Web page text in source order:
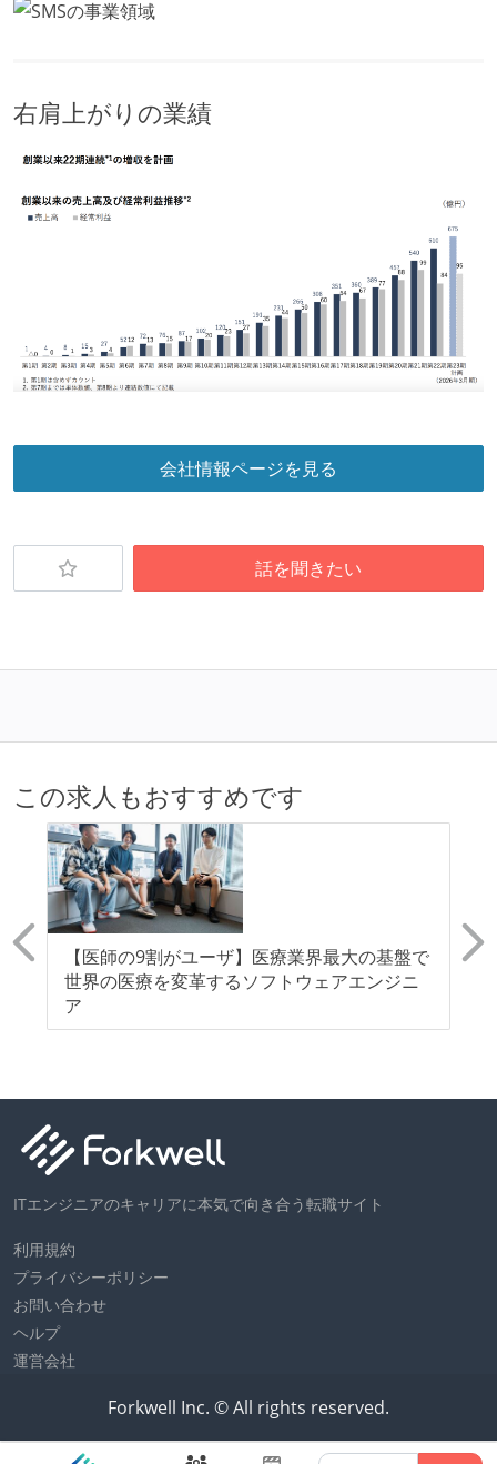
右肩上がりの業績
会社情報ページを見る
話を聞きたい
この求人もおすすめです
【医師の9割がユーザ】医療業界最大の基盤で
世界の医療を変革するソフトウェアエンジニ
ア
ITエンジニアのキャリアに本気で向き合う転職サイト
利用規約
プライバシーポリシー
お問い合わせ
ヘルプ
運営会社
Forkwell Inc. © All rights reserved.